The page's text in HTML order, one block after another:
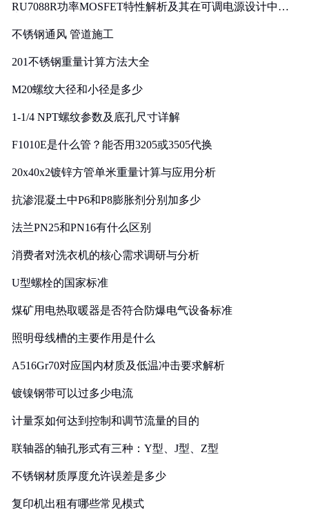
RU7088R功率MOSFET特性解析及其在可调电源设计中的
不锈钢通风 管道施工
201不锈钢重量计算方法大全
M20螺纹大径和小径是多少
1-1/4 NPT螺纹参数及底孔尺寸详解
F1010E是什么管？能否用3205或3505代换
20x40x2镀锌方管单米重量计算与应用分析
抗渗混凝土中P6和P8膨胀剂分别加多少
法兰PN25和PN16有什么区别
消费者对洗衣机的核心需求调研与分析
U型螺栓的国家标准
煤矿用电热取暖器是否符合防爆电气设备标准
照明母线槽的主要作用是什么
A516Gr70对应国内材质及低温冲击要求解析
镀镍钢带可以过多少电流
计量泵如何达到控制和调节流量的目的
联轴器的轴孔形式有三种：Y型、J型、Z型
不锈钢材质厚度允许误差是多少
复印机出租有哪些常见模式